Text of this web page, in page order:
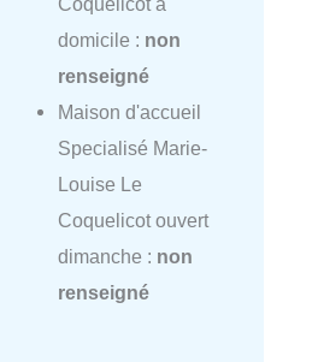
domicile : non
renseigné
Maison d'accueil
Specialisé Marie-
Louise Le
Coquelicot ouvert
dimanche : non
renseigné